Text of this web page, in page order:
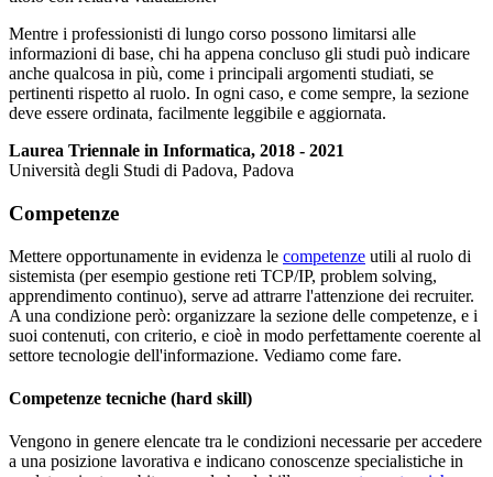
Mentre i professionisti di lungo corso possono limitarsi alle
informazioni di base, chi ha appena concluso gli studi può indicare
anche qualcosa in più, come i principali argomenti studiati, se
pertinenti rispetto al ruolo. In ogni caso, e come sempre, la sezione
deve essere ordinata, facilmente leggibile e aggiornata.
Laurea Triennale in Informatica, 2018 - 2021
Università degli Studi di Padova, Padova
Competenze
Mettere opportunamente in evidenza le competenze utili al ruolo di
sistemista (per esempio gestione reti TCP/IP, problem solving,
apprendimento continuo), serve ad attrarre l'attenzione dei recruiter.
A una condizione però: organizzare la sezione delle competenze, e i
suoi contenuti, con criterio, e cioè in modo perfettamente coerente al
settore tecnologie dell'informazione. Vediamo come fare.
Competenze tecniche (hard skill)
Vengono in genere elencate tra le condizioni necessarie per accedere
a una posizione lavorativa e indicano conoscenze specialistiche in